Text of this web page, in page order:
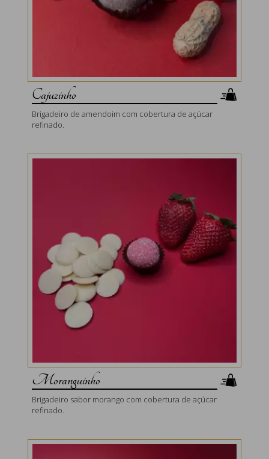
Cajuzinho
Brigadeiro de amendoim com cobertura de açúcar
refinado.
Moranguinho
Brigadeiro sabor morango com cobertura de açúcar
refinado.